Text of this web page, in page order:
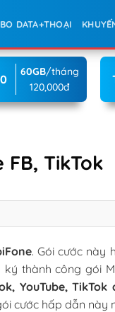
DATA+THOẠI
60GB/tháng
120,000đ
FB, TikTok
. Gói cước này
thành công gói
YouTube, TikTok
cước hấp dẫn này